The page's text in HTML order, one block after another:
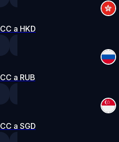
CC a HKD
CC a RUB
CC a SGD